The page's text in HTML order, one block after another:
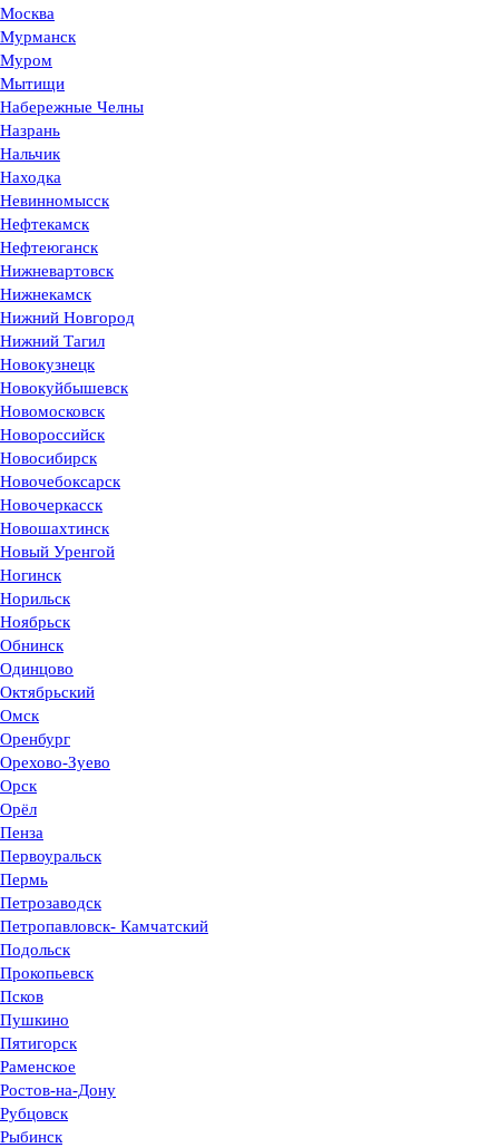
Москва
Мурманск
Муром
Мытищи
Набережные Челны
Назрань
Нальчик
Находка
Невинномысск
Нефтекамск
Нефтеюганск
Нижневартовск
Нижнекамск
Нижний Новгород
Нижний Тагил
Новокузнецк
Новокуйбышевск
Новомосковск
Новороссийск
Новосибирск
Новочебоксарск
Новочеркасск
Новошахтинск
Новый Уренгой
Ногинск
Норильск
Ноябрьск
Обнинск
Одинцово
Октябрьский
Омск
Оренбург
Орехово-Зуево
Орск
Орёл
Пенза
Первоуральск
Пермь
Петрозаводск
Петропавловск- Камчатский
Подольск
Прокопьевск
Псков
Пушкино
Пятигорск
Раменское
Ростов-на-Дону
Рубцовск
Рыбинск